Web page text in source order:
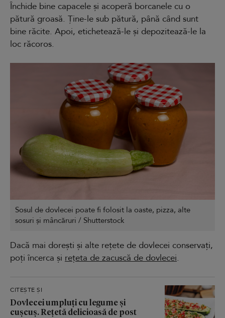
Închide bine capacele și acoperă borcanele cu o
pătură groasă. Ține-le sub pătură, până când sunt
bine răcite. Apoi, etichetează-le și depozitează-le la
loc răcoros.
Sosul de dovlecei poate fi folosit la oaste, pizza, alte
sosuri și mâncăruri / Shutterstock
Dacă mai dorești și alte rețete de dovlecei conservați,
poți încerca și rețeta de zacuscă de dovlecei.
CITEȘTE ȘI
Dovlecei umpluți cu legume și
cușcuș. Rețetă delicioasă de post